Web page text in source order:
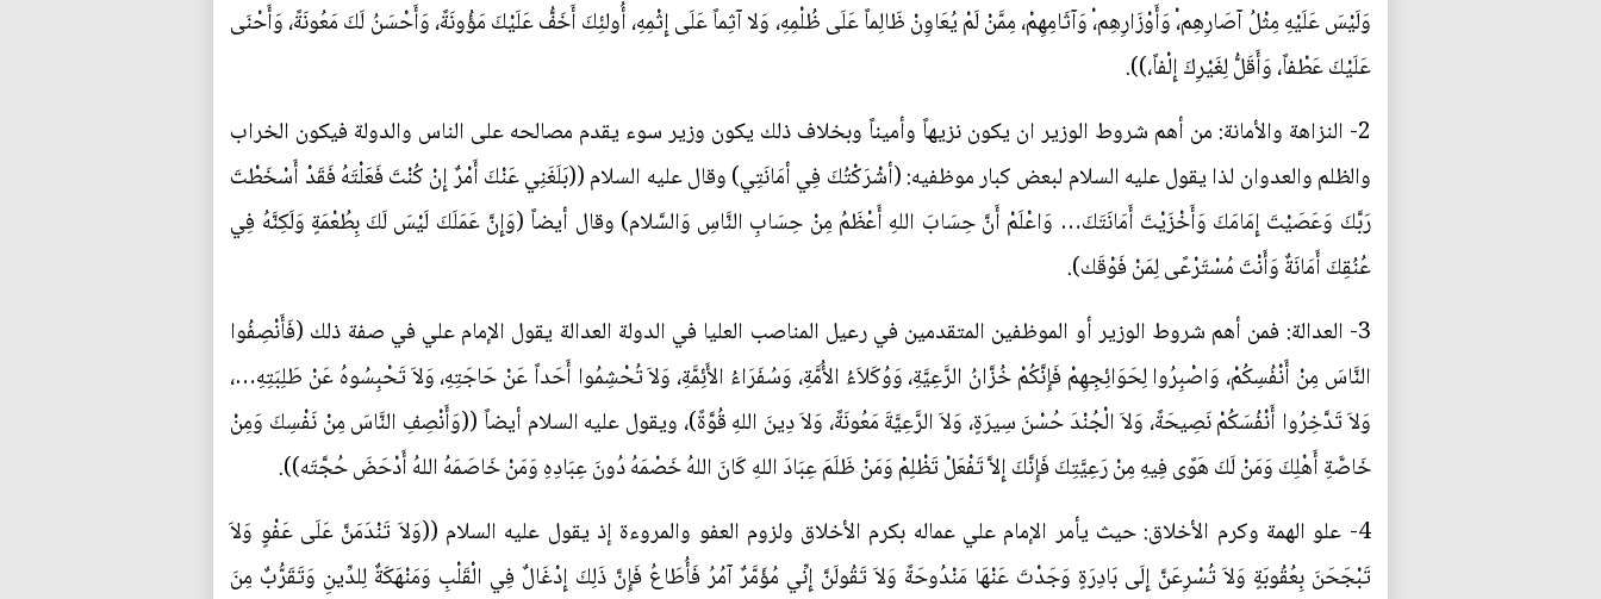
وَلَيْسَ عَلَيْهِ مِثْلُ آصَارِهِم،ْ وَأَوْزَارِهِم،ْ وَآثَامِهِمْ، مِمَّنْ لَمْ يُعَاوِنْ ظَالِماً عَلَى ظُلْمِهِ، وَلا آثِماً عَلَى إِثْمِهِ، أُولئِكَ أَخَفُّ عَلَيْكَ مَؤُونَةً، وَأَحْسَنُ لَكَ مَعُونَةً، وَأَحْنَى
عَلَيْكَ عَطْفاً، وَأَقَلُّ لِغَيْرِكَ إِلْفاً،)).
2- النزاهة والأمانة: من أهم شروط الوزير ان يكون نزيهاً وأميناً وبخلاف ذلك يكون وزير سوء يقدم مصالحه على الناس والدولة فيكون الخراب
والظلم والعدوان لذا يقول عليه السلام لبعض كبار موظفيه: (أشْرَكْتُكَ فِي أمَانَتِي) وقال عليه السلام ((بَلَغَنِي عَنْكَ أَمْرٌ إِنْ كُنْتَ فَعَلْتَهُ فَقَدْ أَسْخَطْتَ
رَبَّكَ وَعَصَيْتَ إِمَامَكَ وَأَخْزَيْتَ أَمَانَتَكَ… وَاعْلَمْ أَنَّ حِسَابَ اللهِ أَعْظَمُ مِنْ حِسَابِ النَّاسِ وَالسَّلام) وقال أيضاً (وَإِنَّ عَمَلَكَ لَيْسَ لَكَ بِطُعْمَةٍ وَلَكِنَّهُ فِي
عُنُقِكَ أَمَانَةٌ وَأَنْتَ مُسْتَرْعًى لِمَنْ فَوْقَك).
3- العدالة: فمن أهم شروط الوزير أو الموظفين المتقدمين في رعيل المناصب العليا في الدولة العدالة يقول الإمام علي في صفة ذلك (فَأَنْصِفُوا
النَّاسَ مِنْ أَنْفُسِكُمْ، وَاصْبِرُوا لِحَوَائِجِهِمْ فَإِنَّكُمْ خُزَّانُ الرَّعِيَّةِ، وَوُكَلاَءُ الأُمَّةِ، وَسُفَرَاءُ الأَئِمَّةِ، وَلاَ تُحْشِمُوا أَحَداً عَنْ حَاجَتِهِ، وَلاَ تَحْبِسُوهُ عَنْ طَلِبَتِهِ…،
وَلاَ تَدَّخِرُوا أَنْفُسَكُمْ نَصِيحَةً، وَلاَ الْجُنْدَ حُسْنَ سِيرَةٍ، وَلاَ الرَّعِيَّةَ مَعُونَةً، وَلاَ دِينَ اللهِ قُوَّةً)، ويقول عليه السلام أيضاً ((وَأَنْصِفِ النَّاسَ مِنْ نَفْسِكَ وَمِنْ
خَاصَّةِ أَهْلِكَ وَمَنْ لَكَ هَوًى فِيهِ‏ مِنْ رَعِيَّتِكَ فَإِنَّكَ إِلاَّ تَفْعَلْ تَظْلِمْ وَمَنْ ظَلَمَ عِبَادَ اللهِ كَانَ اللهُ خَصْمَهُ دُونَ عِبَادِهِ وَمَنْ خَاصَمَهُ اللهُ أَدْحَضَ حُجَّتَه)).
4- علو الهمة وكرم الأخلاق: حيث يأمر الإمام علي عماله بكرم الأخلاق ولزوم العفو والمروءة إذ يقول عليه السلام ((وَلاَ تَنْدَمَنَّ عَلَى عَفْوٍ وَلاَ
تَبْجَحَنَ‏ بِعُقُوبَةٍ وَلاَ تُسْرِعَنَّ إِلَى بَادِرَةٍ وَجَدْتَ عَنْهَا مَنْدُوحَةً وَلاَ تَقُولَنَّ إِنِّي مُؤَمَّرٌ آمُرُ فَأُطَاعُ فَإِنَّ ذَلِكَ إِدْغَالٌ فِي الْقَلْبِ وَمَنْهَكَةٌ لِلدِّينِ وَتَقَرُّبٌ مِنَ